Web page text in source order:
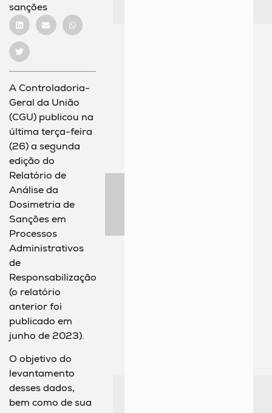
sanções
A Controladoria-
Geral da União
(CGU) publicou na
última terça-feira
(26) a segunda
edição do
Relatório de
Análise da
Dosimetria de
Sanções em
Processos
Administrativos
de
Responsabilização
(o relatório
anterior foi
publicado em
junho de 2023).
O objetivo do
levantamento
desses dados,
bem como de sua